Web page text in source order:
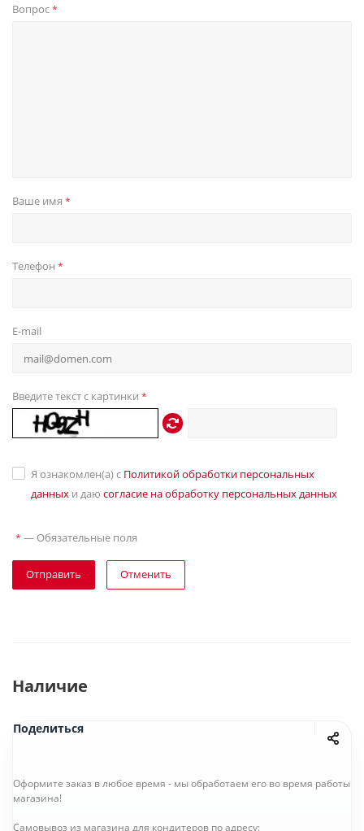
Вопрос*
Ваше имя *
Телефон *
E-mail
Введите текст с картинки *
Я ознакомлен(а) с Политикой обработки персональных
данных и даю согласие на обработку персональных данных
* — Обязательные поля
Отправить Отменить
Наличие
Поделиться
Оформите заказ в любое время - мы обработаем его во время работы
магазина!
Самовывоз из магазина для кондитеров по адресу: